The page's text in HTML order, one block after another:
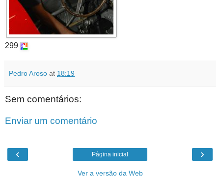
299
Pedro Aroso at 18:19
Sem comentários:
Enviar um comentário
‹ ›
Página inicial
Ver a versão da Web